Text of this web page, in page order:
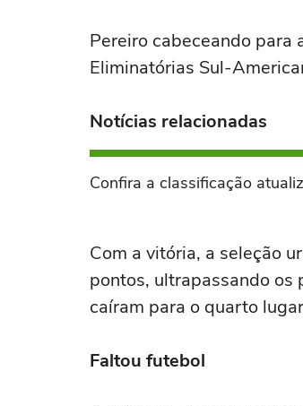
Pereiro cabeceando para
Eliminatórias Sul-
Notícias relacionadas
Confira a classificação
Com a vitória, a seleção
pontos, ultrapassando os
caíram para o quarto
Faltou futebol